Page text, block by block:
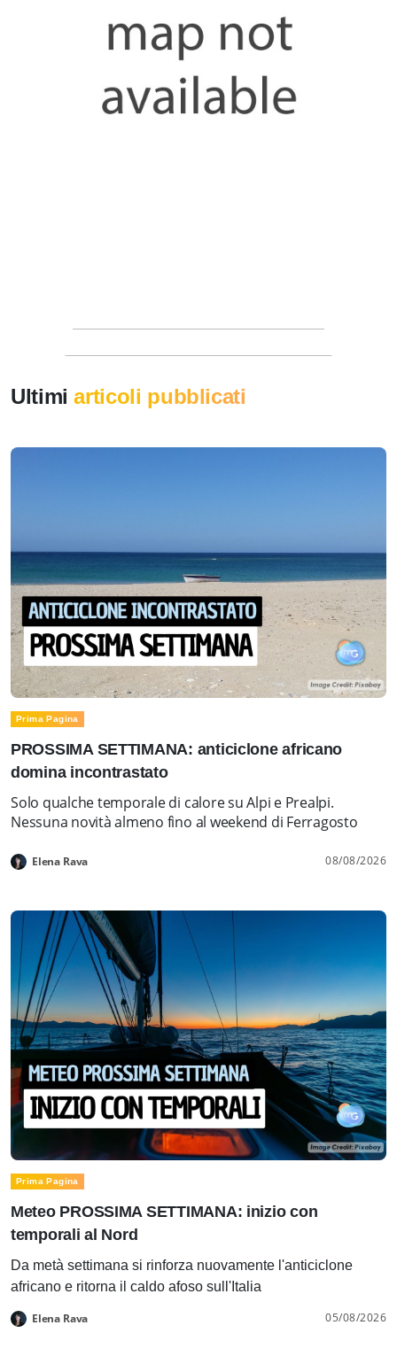
Ultimiarticoli pubblicati
Prima Pagina
PROSSIMA SETTIMANA: anticiclone africano
domina incontrastato
Solo qualche temporale di calore su Alpi e Prealpi.
Nessuna novità almeno fino al weekend di Ferragosto
Elena Rava 08/08/2026
Prima Pagina
Meteo PROSSIMA SETTIMANA: inizio con
temporali al Nord
Da metà settimana si rinforza nuovamente l'anticiclone
africano e ritorna il caldo afoso sull'Italia
Elena Rava 05/08/2026